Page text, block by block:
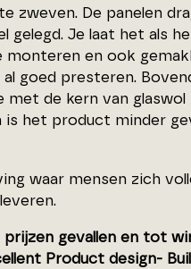
zweven. De panelen
gelegd. Je laat het als
en ook
goed presteren.
de kern van
is het product minder
waar mensen zich
gevallen en tot
Product design-